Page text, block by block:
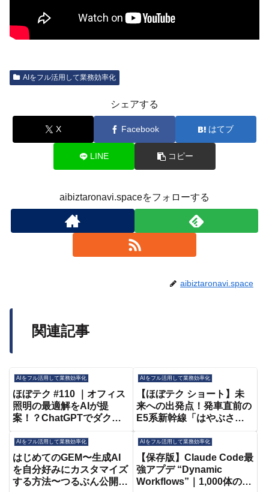
AIをフル活用して業務効率化
シェアする
X Facebook はてブ
LINE コピー
aibiztaronavi.spaceをフォローする
aibiztaronavi.space
関連記事
AIをフル活用して業務効率化
ほぼテク #110 ｜オフィス
照明の最適解をAIが提
案！？ChatGPTでダクト
り出す方法
AIをフル活用して業務効率化
【ほぼテク ショート】未
来への出発点！発車直前の
E5系新幹線「はやぶさ」
写する方法
AIをフル活用して業務効率化
はじめてのGEM〜生成AI
を自分好みにカスタマイズ
する方法〜つるぶん公開ラ
AIをフル活用して業務効率化
【保存版】Claude Code最
強アプデ “Dynamic
Workflows”｜1,000体のAI